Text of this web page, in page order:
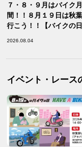
７・８・９月はバイク月
間！！８月１９日は秋
行こう！！【バイクの日
2026.08.04
イベント・レース